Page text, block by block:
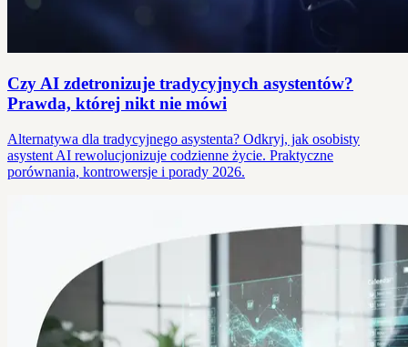
Czy AI zdetronizuje tradycyjnych asystentów?
Prawda, której nikt nie mówi
Alternatywa dla tradycyjnego asystenta? Odkryj, jak osobisty
asystent AI rewolucjonizuje codzienne życie. Praktyczne
porównania, kontrowersje i porady 2026.